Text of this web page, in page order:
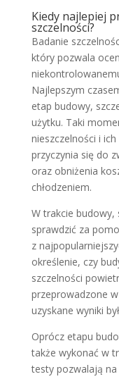
Kiedy najlepiej
szczelności?
Badanie
który pozwala
Najlepszym
etap budowy,
użytku. Taki
nieszczelności i
przyczynia się do
oraz obniżenia
chłodzeniem.
W trakcie budowy,
sprawdzić za
z
określenie, czy
szczelności
przeprowadzone
uzyskane wyniki
Oprócz etapu
także wykonać w
testy pozwalają